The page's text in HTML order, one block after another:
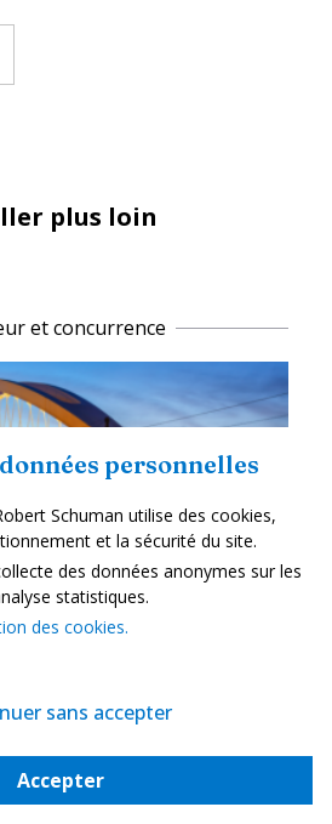
personnelles
Schuman utilise des cookies,
et la sécurité du site.
des données anonymes sur les
statistiques.
des cookies.
sans accepter
Accepter
plus loin
et concurrence
au cœur du...
juillet 2026
on passe souvent par l’Allemagne sans
même un geste du quotidien pour un
frontaliers. On y...